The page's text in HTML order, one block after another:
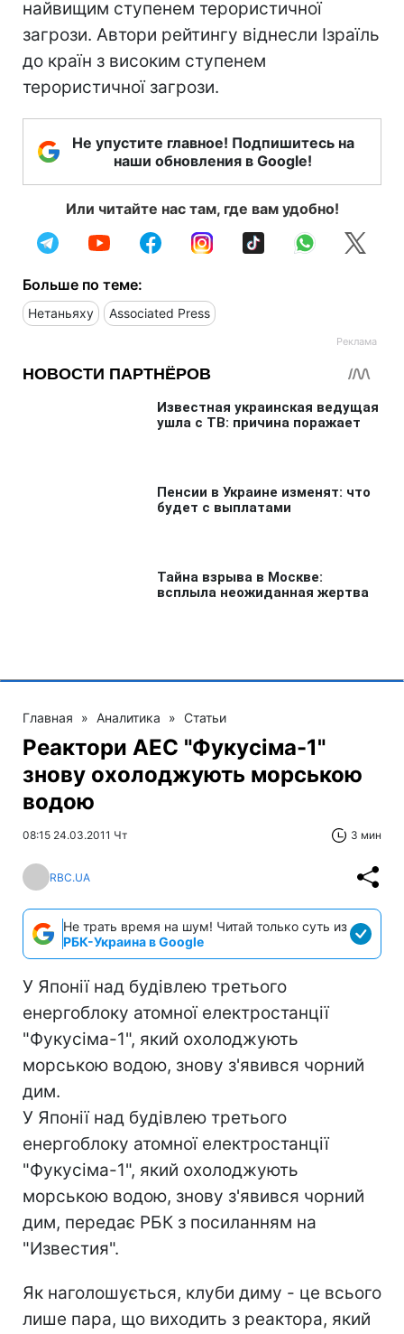
найвищим ступенем терористичної
загрози. Автори рейтингу віднесли Ізраїль
до країн з високим ступенем
терористичної загрози.
Не упустите главное! Подпишитесь на
наши обновления в Google!
Или читайте нас там, где вам удобно!
Больше по теме:
Нетаньяху Associated Press
Главная » Аналитика » Статьи
Реактори АЕС "Фукусіма-1"
знову охолоджують морською
водою
08:15 24.03.2011 Чт 3 мин
RBC.UA
Не трать время на шум! Читай только суть из
РБК-Украина в Google
У Японії над будівлею третього
енергоблоку атомної електростанції
"Фукусіма-1", який охолоджують
морською водою, знову з'явився чорний
дим.
У Японії над будівлею третього
енергоблоку атомної електростанції
"Фукусіма-1", який охолоджують
морською водою, знову з'явився чорний
дим, передає РБК з посиланням на
"Известия".
Як наголошується, клуби диму - це всього
лише пара, що виходить з реактора, який